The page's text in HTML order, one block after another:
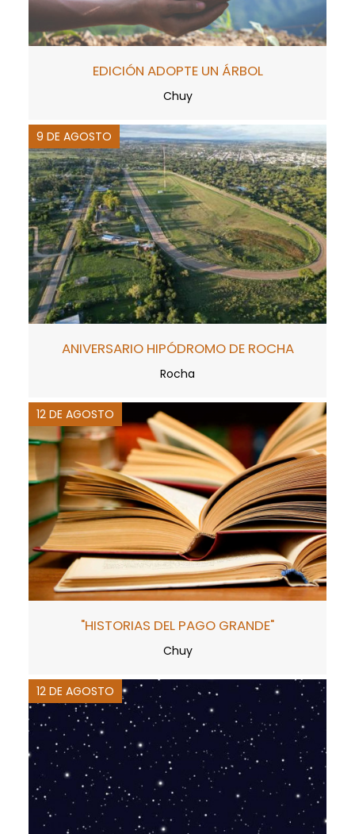
EDICIÓN ADOPTE UN ÁRBOL
Chuy
9 DE AGOSTO
ANIVERSARIO HIPÓDROMO DE ROCHA
Rocha
12 DE AGOSTO
"HISTORIAS DEL PAGO GRANDE"
Chuy
12 DE AGOSTO